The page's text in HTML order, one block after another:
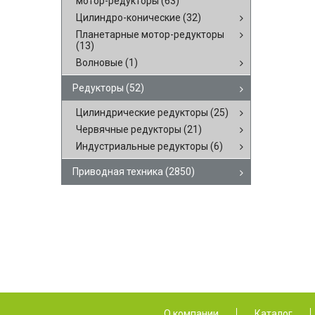
Цилиндро-конические (32)
Планетарные мотор-редукторы
(13)
Волновые (1)
Редукторы (52)
Цилиндрические редукторы (25)
Червячные редукторы (21)
Индустриальные редукторы (6)
Приводная техника (2850)